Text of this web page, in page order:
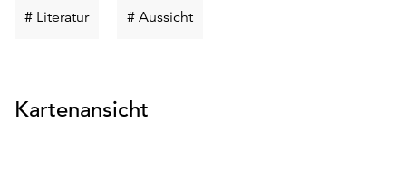
# LiteraturSchlüsselwort
# AussichtSchlüsselwort
Kartenansicht